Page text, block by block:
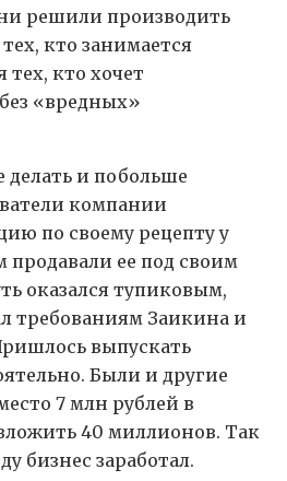
решили производить
кто занимается
кто хочет
«вредных»
и побольше
компании
по своему рецепту у
продавали ее под своим
оказался тупиковым,
требованиям Заикина и
выпускать
Были и другие
7 млн рублей в
40 миллионов. Так
бизнес заработал.